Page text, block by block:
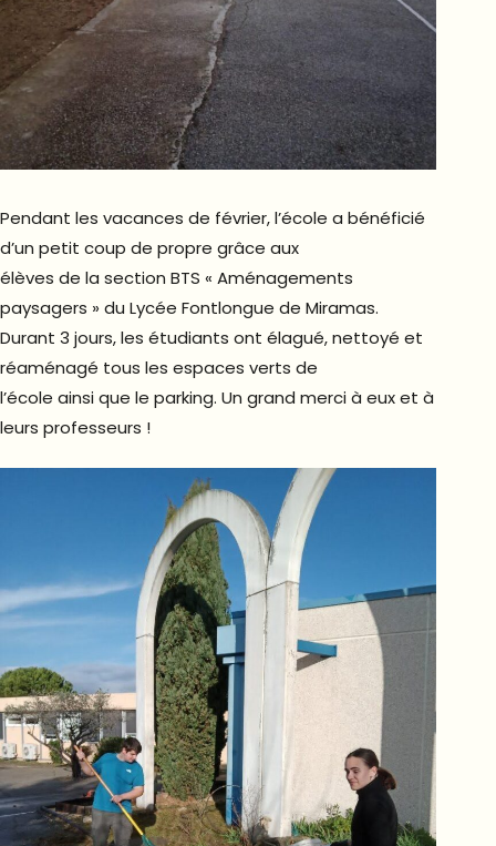
Pendant les vacances de février, l’école a bénéficié
d’un petit coup de propre grâce aux
élèves de la section BTS « Aménagements
paysagers » du Lycée Fontlongue de Miramas.
Durant 3 jours, les étudiants ont élagué, nettoyé et
réaménagé tous les espaces verts de
l’école ainsi que le parking. Un grand merci à eux et à
leurs professeurs !